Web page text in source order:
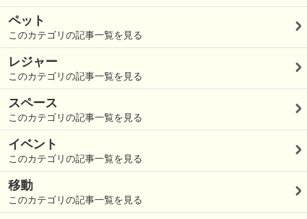
ペット
このカテゴリの記事一覧を見る
レジャー
このカテゴリの記事一覧を見る
スペース
このカテゴリの記事一覧を見る
イベント
このカテゴリの記事一覧を見る
移動
このカテゴリの記事一覧を見る